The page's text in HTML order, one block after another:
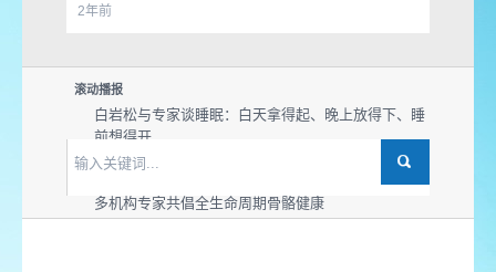
2年前
滚动播报
白岩松与专家谈睡眠：白天拿得起、晚上放得下、睡
前想得开
世界骨松日：多机构为“管体重、强骨骼”支招儿
多机构专家共倡全生命周期骨骼健康